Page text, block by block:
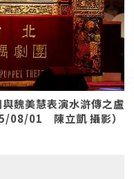
魏美慧表演水滸傳之盧
08/01 陳立凱 攝影）